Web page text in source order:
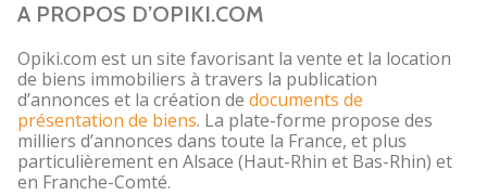
A PROPOS D’OPIKI.COM
Opiki.com est un site favorisant la vente et la location
de biens immobiliers à travers la publication
d’annonces et la création de documents de
présentation de biens. La plate-forme propose des
milliers d’annonces dans toute la France, et plus
particulièrement en Alsace (Haut-Rhin et Bas-Rhin) et
en Franche-Comté.